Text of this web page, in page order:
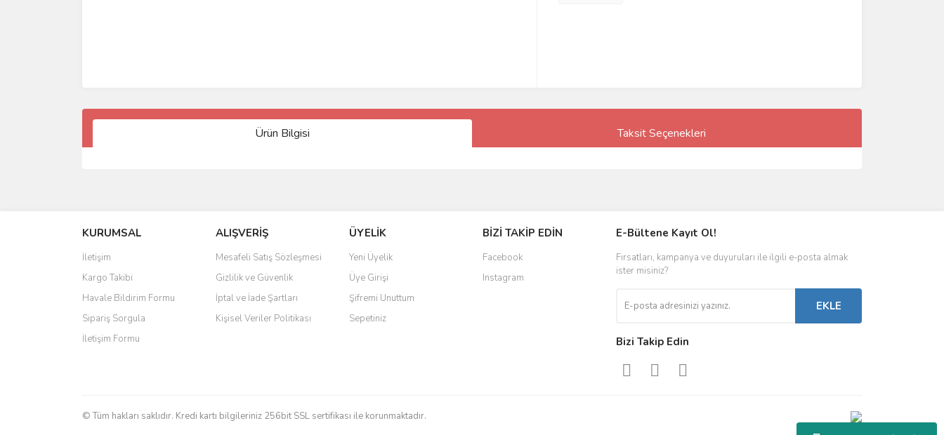
Ürün Bilgisi Taksit Seçenekleri
KURUMSAL
İletişim
Kargo Takibi
Havale Bildirim Formu
Sipariş Sorgula
İletişim Formu
ALIŞVERİŞ
Mesafeli Satış Sözleşmesi
Gizlilik ve Güvenlik
İptal ve İade Şartları
Kişisel Veriler Politikası
ÜYELİK
Yeni Üyelik
Üye Girişi
Şifremi Unuttum
Sepetiniz
BİZİ TAKİP EDİN
Facebook
Instagram
E-Bültene Kayıt Ol!
Fırsatları, kampanya ve duyuruları ile ilgili e-posta almak
ister misiniz?
EKLE
Bizi Takip Edin
© Tüm hakları saklıdır. Kredi kartı bilgileriniz 256bit SSL sertifikası ile korunmaktadır.